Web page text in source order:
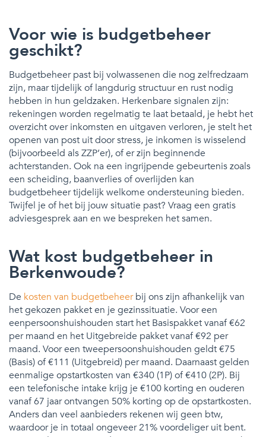
Voor wie is budgetbeheer
geschikt?
Budgetbeheer past bij volwassenen die nog zelfredzaam
zijn, maar tijdelijk of langdurig structuur en rust nodig
hebben in hun geldzaken. Herkenbare signalen zijn:
rekeningen worden regelmatig te laat betaald, je hebt het
overzicht over inkomsten en uitgaven verloren, je stelt het
openen van post uit door stress, je inkomen is wisselend
(bijvoorbeeld als ZZP’er), of er zijn beginnende
achterstanden. Ook na een ingrijpende gebeurtenis zoals
een scheiding, baanverlies of overlijden kan
budgetbeheer tijdelijk welkome ondersteuning bieden.
Twijfel je of het bij jouw situatie past? Vraag een gratis
adviesgesprek aan en we bespreken het samen.
Wat kost budgetbeheer in
Berkenwoude?
De kosten van budgetbeheerbij ons zijn afhankelijk van
het gekozen pakket en je gezinssituatie. Voor een
eenpersoonshuishouden start het Basispakket vanaf €62
per maand en het Uitgebreide pakket vanaf €92 per
maand. Voor een tweepersoonshuishouden geldt €75
(Basis) of €111 (Uitgebreid) per maand. Daarnaast gelden
eenmalige opstartkosten van €340 (1P) of €410 (2P). Bij
een telefonische intake krijg je €100 korting en ouderen
vanaf 67 jaar ontvangen 50% korting op de opstartkosten.
Anders dan veel aanbieders rekenen wij geen btw,
waardoor je in totaal ongeveer 21% voordeliger uit bent.